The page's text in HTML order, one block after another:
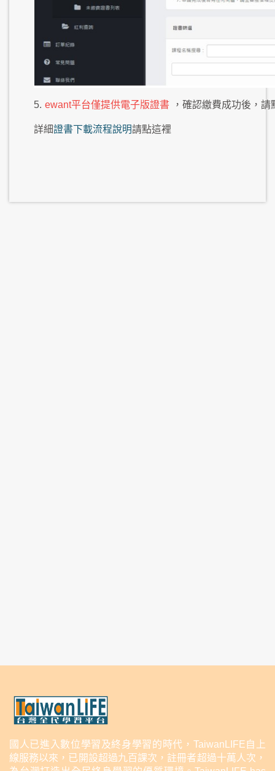
5. ewant平台僅提供電子版證書 ，確認繳費成功後，
詳細證書下載流程說明請點這裡
國人已進入數位學習及終身學習的時代，TaiwanLIFE自上
線服務以來，已開設超過九百課次，註冊者超過十萬人次，